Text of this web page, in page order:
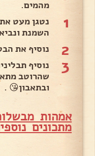
מהמים.
1
נטגן מעט
השמנת
2 נוסיף את
3
נוסיף
שהרוטב
ובתאבון😘 .
אמהות
מתכונים